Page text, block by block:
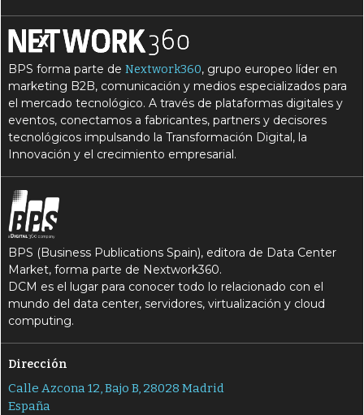
BPS forma parte deNextwork360, grupo europeo líder en
marketing B2B, comunicación y medios especializados para
el mercado tecnológico. A través de plataformas digitales y
eventos, conectamos a fabricantes, partners y decisores
tecnológicos impulsando la Transformación Digital, la
Innovación y el crecimiento empresarial.
BPS (Business Publications Spain), editora de Data Center
Market, forma parte de Nextwork360.
DCM es el lugar para conocer todo lo relacionado con el
mundo del data center, servidores, virtualización y cloud
computing.
Dirección
Calle Azcona 12, Bajo B, 28028 Madrid
España